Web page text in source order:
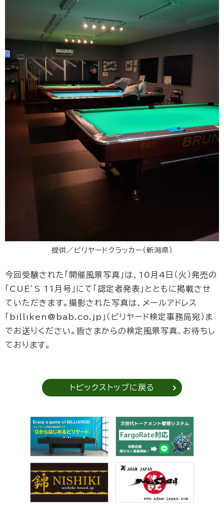
提供／ビリヤードクラッカー（新潟県）
今回受験された「開催風景写真」は、10月4日（火）発売の
「CUE’S 11月号」にて「認定者発表」とともに掲載させ
ていただきます。撮影された写真は、メールアドレス
「billiken@bab.co.jp」（ビリヤード検定事務局宛）ま
でお送りください。皆さまからの検定風景写真、お待ちし
ております。
トピックストップに戻る